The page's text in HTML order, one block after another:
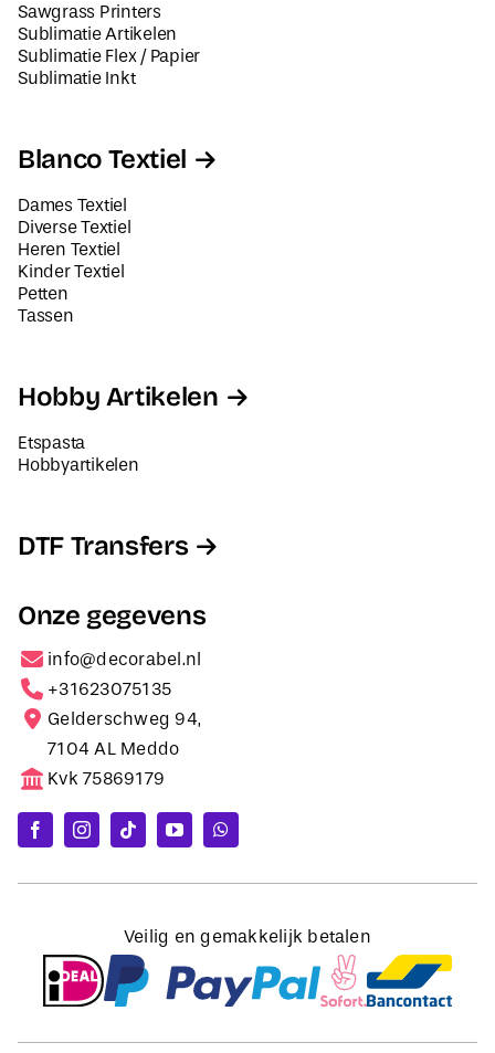
Sawgrass Printers
Sublimatie Artikelen
Sublimatie Flex / Papier
Sublimatie Inkt
Blanco Textiel
Dames Textiel
Diverse Textiel
Heren Textiel
Kinder Textiel
Petten
Tassen
Hobby Artikelen
Etspasta
Hobbyartikelen
DTF Transfers
Onze gegevens
info@decorabel.nl
+31623075135
Gelderschweg 94,
7104 AL Meddo
Kvk 75869179
Veilig en gemakkelijk betalen